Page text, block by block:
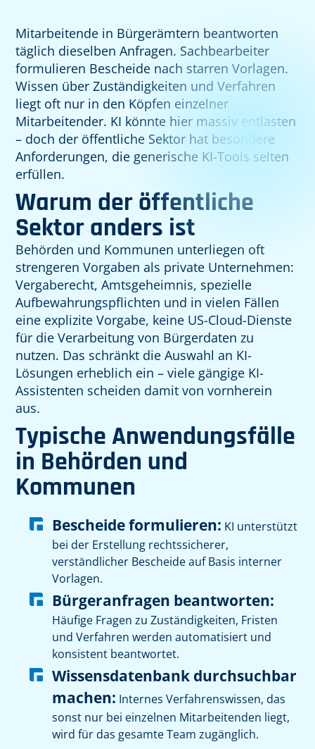
Mitarbeitende in Bürgerämtern beantworten
täglich dieselben Anfragen. Sachbearbeiter
formulieren Bescheide nach starren Vorlagen.
Wissen über Zuständigkeiten und Verfahren
liegt oft nur in den Köpfen einzelner
Mitarbeitender. KI könnte hier massiv entlasten
– doch der öffentliche Sektor hat besondere
Anforderungen, die generische KI-Tools selten
erfüllen.
Warum der öffentliche
Sektor anders ist
Behörden und Kommunen unterliegen oft
strengeren Vorgaben als private Unternehmen:
Vergaberecht, Amtsgeheimnis, spezielle
Aufbewahrungspflichten und in vielen Fällen
eine explizite Vorgabe, keine US-Cloud-Dienste
für die Verarbeitung von Bürgerdaten zu
nutzen. Das schränkt die Auswahl an KI-
Lösungen erheblich ein – viele gängige KI-
Assistenten scheiden damit von vornherein
aus.
Typische Anwendungsfälle
in Behörden und
Kommunen
Bescheide formulieren: KI unterstützt
bei der Erstellung rechtssicherer,
verständlicher Bescheide auf Basis interner
Vorlagen.
Bürgeranfragen beantworten:
Häufige Fragen zu Zuständigkeiten, Fristen
und Verfahren werden automatisiert und
konsistent beantwortet.
Wissensdatenbank durchsuchbar
machen: Internes Verfahrenswissen, das
sonst nur bei einzelnen Mitarbeitenden liegt,
wird für das gesamte Team zugänglich.